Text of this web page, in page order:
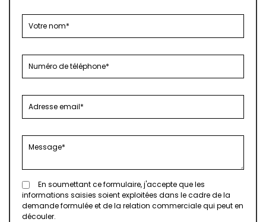
En soumettant ce formulaire, j'accepte que les
informations saisies soient exploitées dans le cadre de la
demande formulée et de la relation commerciale qui peut en
découler.